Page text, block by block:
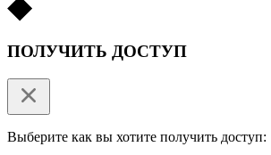
ПОЛУЧИТЬ ДОСТУП
Выберите как вы хотите получить доступ: